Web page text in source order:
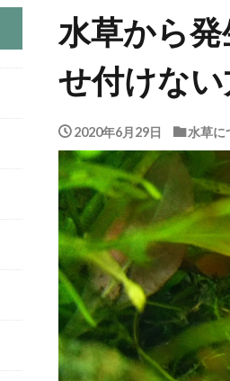
水草から
せ付けな
2020年6月29日 水草に